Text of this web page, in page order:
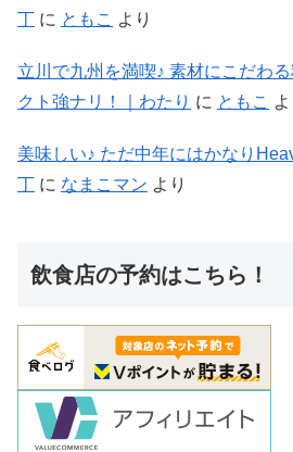
丁 に ともこ より
立川で九州を満喫♪ 素材にこだわ
クト強ナリ！｜わたり に ともこ よ
美味しい♪ ただ中年にはかなり
丁 に なまこマン より
飲食店の予約はこちら！